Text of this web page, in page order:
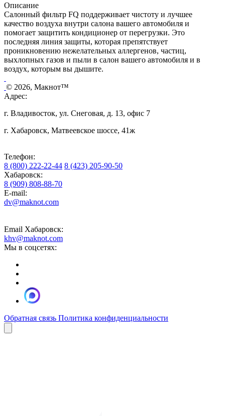
Описание
Салонный фильтр FQ поддерживает чистоту и лучшее
качество воздуха внутри салона вашего автомобиля и
помогает защитить кондиционер от перегрузки. Это
последняя линия защиты, которая препятствует
проникновению нежелательных аллергенов, частиц,
выхлопных газов и пыли в салон вашего автомобиля и в
воздух, которым вы дышите.
© 2026, Макнот™
Адрес:
г. Владивосток, ул. Снеговая, д. 13, офис 7
г. Хабаровск, Матвеевское шоссе, 41ж
Телефон:
8 (800) 222-22-44 8 (423) 205-90-50
Хабаровск:
8 (909) 808-88-70
E-mail:
dv@maknot.com
Email Хабаровск:
khv@maknot.com
Мы в соцсетях:
Обратная связь Политика конфиденциальности